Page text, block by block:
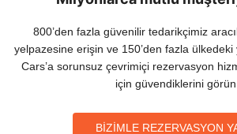
800’den fazla güvenilir tedarikçimiz
yelpazesine erişin ve 150’den fazla ülkedeki
Cars’a sorunsuz çevrimiçi rezervasyon
için güvendiklerini görün.
BIZIMLE REZERVASYON